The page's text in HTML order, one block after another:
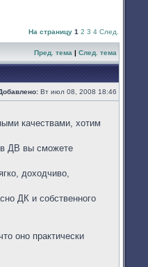
На страницу 1 2 3 4 След.
Пред. тема | След. тема
Вт июл 08, 2008 18:46
качествами, хотим
в ДВ вы сможете
доходчиво,
ДК и собственного
оно практически